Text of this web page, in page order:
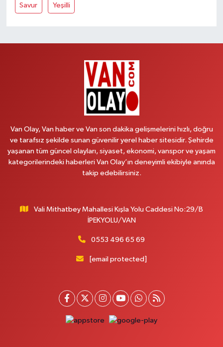
Savur Yeşilli
Van Olay, Van haber ve Van son dakika gelişmelerini hızlı, doğru
ve tarafsız şekilde sunan güvenilir yerel haber sitesidir. Şehirde
yaşanan tüm güncel olayları, siyaset, ekonomi, vanspor ve yaşam
kategorilerindeki haberleri Van Olay’ın deneyimli ekibiyle anında
takip edebilirsiniz.
Vali Mithatbey Mahallesi Kışla Yolu Caddesi No:29/B
İPEKYOLU/VAN
0553 496 65 69
[email protected]